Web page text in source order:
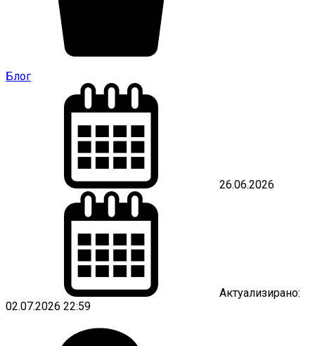
Блог
26.06.2026
Актуализирано:
02.07.2026 22:59